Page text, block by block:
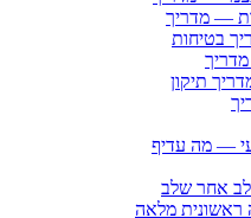
— מדריך
בטיחות
— מה עדיף